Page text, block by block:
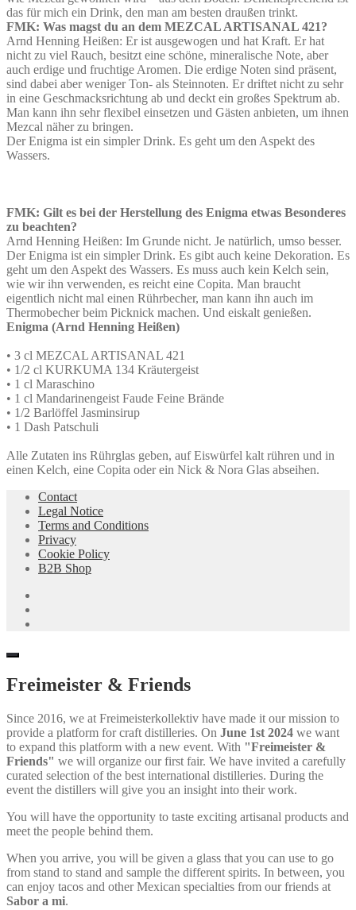
das für mich ein Drink, den man am besten draußen trinkt.
FMK: Was magst du an dem MEZCAL ARTISANAL 421?
Arnd Henning Heißen: Er ist ausgewogen und hat Kraft. Er hat
nicht zu viel Rauch, besitzt eine schöne, mineralische Note, aber
auch erdige und fruchtige Aromen. Die erdige Noten sind präsent,
sind dabei aber weniger Ton- als Steinnoten. Er driftet nicht zu sehr
in eine Geschmacksrichtung ab und deckt ein großes Spektrum ab.
Man kann ihn sehr flexibel einsetzen und Gästen anbieten, um ihnen
Mezcal näher zu bringen.
Der Enigma ist ein simpler Drink. Es geht um den Aspekt des
Wassers.
FMK: Gilt es bei der Herstellung des Enigma etwas Besonderes
zu beachten?
Arnd Henning Heißen: Im Grunde nicht. Je natürlich, umso besser.
Der Enigma ist ein simpler Drink. Es gibt auch keine Dekoration. Es
geht um den Aspekt des Wassers. Es muss auch kein Kelch sein,
wie wir ihn verwenden, es reicht eine Copita. Man braucht
eigentlich nicht mal einen Rührbecher, man kann ihn auch im
Thermobecher beim Picknick machen. Und eiskalt genießen.
Enigma (Arnd Henning Heißen)
• 3 cl MEZCAL ARTISANAL 421
• 1/2 cl KURKUMA 134 Kräutergeist
• 1 cl Maraschino
• 1 cl Mandarinengeist Faude Feine Brände
• 1/2 Barlöffel Jasminsirup
• 1 Dash Patschuli
Alle Zutaten ins Rührglas geben, auf Eiswürfel kalt rühren und in
einen Kelch, eine Copita oder ein Nick & Nora Glas abseihen.
Contact
Legal Notice
Terms and Conditions
Privacy
Cookie Policy
B2B Shop
Freimeister & Friends
Since 2016, we at Freimeisterkollektiv have made it our mission to
provide a platform for craft distilleries. On June 1st 2024 we want
to expand this platform with a new event. With "Freimeister &
Friends" we will organize our first fair. We have invited a carefully
curated selection of the best international distilleries. During the
event the distillers will give you an insight into their work.
You will have the opportunity to taste exciting artisanal products and
meet the people behind them.
When you arrive, you will be given a glass that you can use to go
from stand to stand and sample the different spirits. In between, you
can enjoy tacos and other Mexican specialties from our friends at
Sabor a mi.